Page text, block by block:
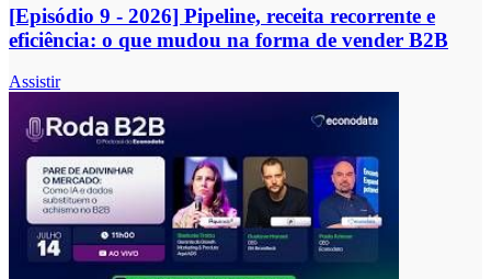
[Episódio 9 - 2026] Pipeline, receita recorrente e
eficiência: o que mudou na forma de vender B2B
Assistir